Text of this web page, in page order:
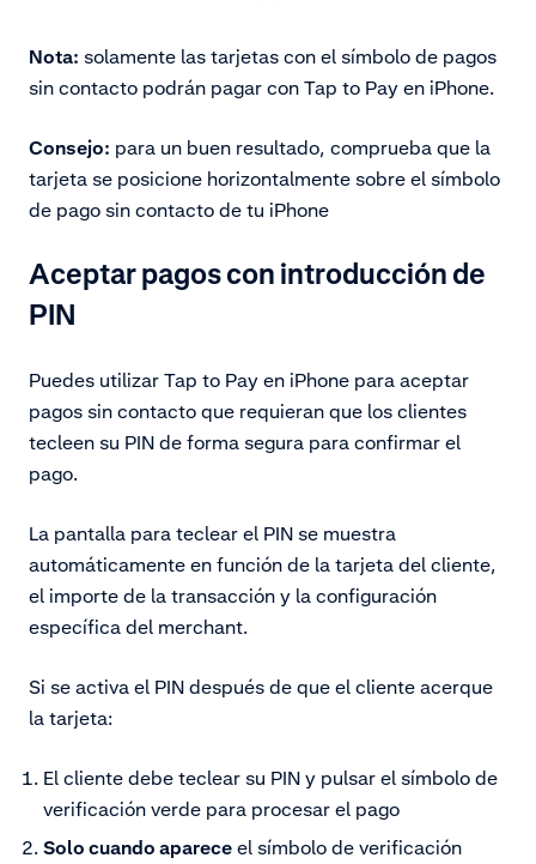
Nota: solamente las tarjetas con el símbolo de pagos
sin contacto podrán pagar con Tap to Pay en iPhone.
Consejo: para un buen resultado, comprueba que la
tarjeta se posicione horizontalmente sobre el símbolo
de pago sin contacto de tu iPhone
Aceptar pagos con introducción de
PIN
Puedes utilizar Tap to Pay en iPhone para aceptar
pagos sin contacto que requieran que los clientes
tecleen su PIN de forma segura para confirmar el
pago.
La pantalla para teclear el PIN se muestra
automáticamente en función de la tarjeta del cliente,
el importe de la transacción y la configuración
específica del merchant.
Si se activa el PIN después de que el cliente acerque
la tarjeta:
El cliente debe teclear su PIN y pulsar el símbolo de
verificación verde para procesar el pago
Solo cuando aparece el símbolo de verificación